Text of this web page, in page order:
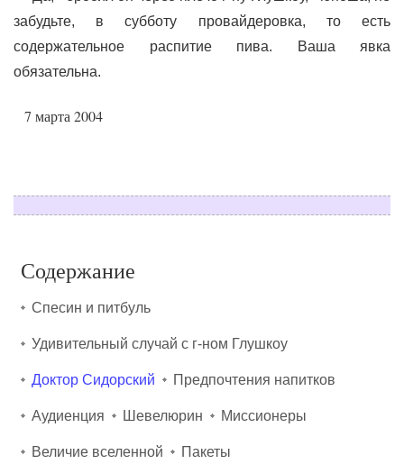
забудьте, в субботу провайдеровка, то есть
содержательное распитие пива. Ваша явка
обязательна.
7 марта 2004
Содержание
Спесин и питбуль
Удивительный случай с г-ном Глушкоу
Доктор Сидорский Предпочтения напитков
Аудиенция Шевелюрин Миссионеры
Величие вселенной Пакеты